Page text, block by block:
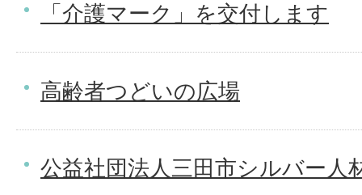
「介護マーク」を交付します
高齢者つどいの広場
公益社団法人三田市シルバー人